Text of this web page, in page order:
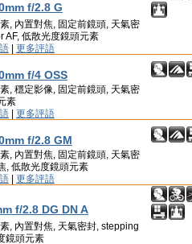
f/2.8 G
, 內置對焦, 固定前鏡頭, 天氣密
AF, 低散光度鏡頭元素
更多評語
f/4 OSS
, 穩定影像, 固定前鏡頭, 天氣密
素
更多評語
f/2.8 GM
, 內置對焦, 固定前鏡頭, 天氣密
, 低散光度鏡頭元素
更多評語
f/2.8 DG DN A
, 內置對焦, 天氣密封, stepping
鏡頭元素